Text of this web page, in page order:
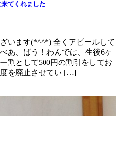
てくれました
います(*^^*) 全くアピールして
あ、ばう！わんでは、生後6ヶ
割として500円の割引をしてお
度を廃止させてい […]